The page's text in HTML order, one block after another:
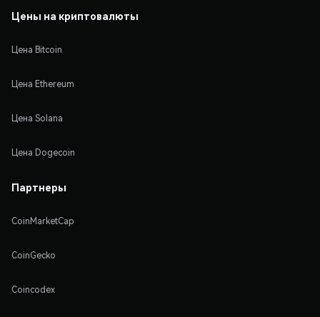
Цены на криптовалюты
Цена Bitcoin
Цена Ethereum
Цена Solana
Цена Dogecoin
Партнеры
CoinMarketCap
CoinGecko
Coincodex